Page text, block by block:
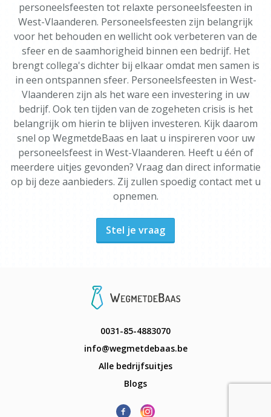
personeelsfeesten tot relaxte personeelsfeesten in
West-Vlaanderen. Personeelsfeesten zijn belangrijk
voor het behouden en wellicht ook verbeteren van de
sfeer en de saamhorigheid binnen een bedrijf. Het
brengt collega's dichter bij elkaar omdat men samen is
in een ontspannen sfeer. Personeelsfeesten in West-
Vlaanderen zijn als het ware een investering in uw
bedrijf. Ook ten tijden van de zogeheten crisis is het
belangrijk om hierin te blijven investeren. Kijk daarom
snel op WegmetdeBaas en laat u inspireren voor uw
personeelsfeest in West-Vlaanderen. Heeft u één of
meerdere uitjes gevonden? Vraag dan direct informatie
op bij deze aanbieders. Zij zullen spoedig contact met u
opnemen.
Stel je vraag
0031-85-4883070
info@wegmetdebaas.be
Alle bedrijfsuitjes
Blogs